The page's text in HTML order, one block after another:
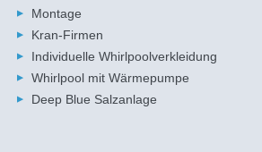
Montage
Kran-Firmen
Individuelle Whirlpoolverkleidung
Whirlpool mit Wärmepumpe
Deep Blue Salzanlage